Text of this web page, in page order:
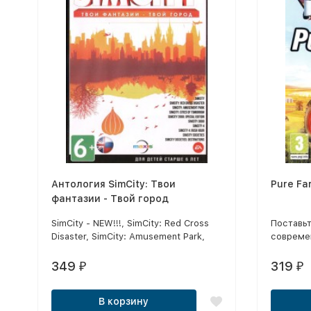
Антология SimCity: Твои
фантазии - Твой город
SimCity - NEW!!!, SimCity: Red Cross
Disaster, SimCity: Amusement Park,
2000: Special Edition, SimCity 3000,
SimCity Societies, SimCity Societies:
Destinations
349 ₽
В корзину
Pure
319₽